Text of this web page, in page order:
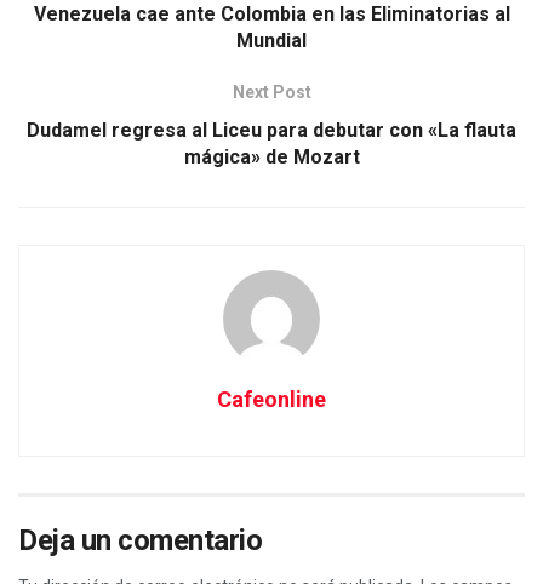
Venezuela cae ante Colombia en las Eliminatorias al
Mundial
Next Post
Dudamel regresa al Liceu para debutar con «La flauta
mágica» de Mozart
Cafeonline
Deja un comentario